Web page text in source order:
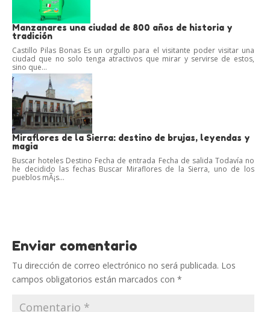
Manzanares una ciudad de 800 años de historia y
tradición
Castillo Pilas Bonas Es un orgullo para el visitante poder visitar una
ciudad que no solo tenga atractivos que mirar y servirse de estos,
sino que...
Miraflores de la Sierra: destino de brujas, leyendas y
magia
Buscar hoteles Destino Fecha de entrada Fecha de salida Todavía no
he decidido las fechas Buscar Miraflores de la Sierra, uno de los
pueblos mÃ¡s...
Enviar comentario
Tu dirección de correo electrónico no será publicada. Los
campos obligatorios están marcados con *